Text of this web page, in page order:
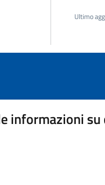
Ultimo
informazioni